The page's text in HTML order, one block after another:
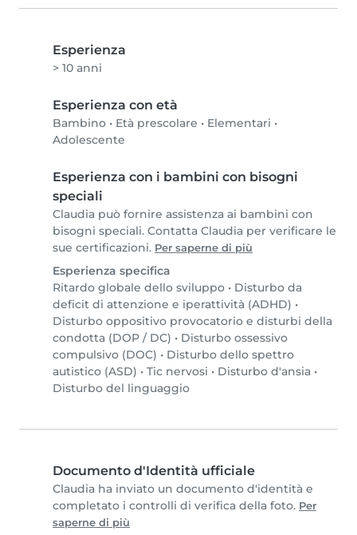
Esperienza
> 10 anni
Esperienza con età
Bambino • Età prescolare • Elementari •
Adolescente
Esperienza con i bambini con bisogni
speciali
Claudia può fornire assistenza ai bambini con
bisogni speciali. Contatta Claudia per verificare le
sue certificazioni. Per saperne di più
Esperienza specifica
Ritardo globale dello sviluppo • Disturbo da
deficit di attenzione e iperattività (ADHD) •
Disturbo oppositivo provocatorio e disturbi della
condotta (DOP / DC) • Disturbo ossessivo
compulsivo (DOC) • Disturbo dello spettro
autistico (ASD) • Tic nervosi • Disturbo d'ansia •
Disturbo del linguaggio
Documento d'Identità ufficiale
Claudia ha inviato un documento d'identità e
completato i controlli di verifica della foto. Per
saperne di più